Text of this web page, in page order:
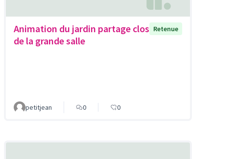
Animation du jardin partage clos
de la grande salle
Retenue
petitjean 0 0